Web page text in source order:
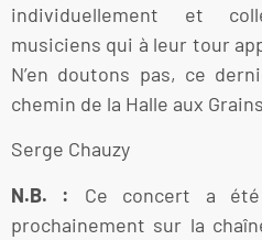
individuellement et
musiciens qui à leur tour
N’en doutons pas, ce
chemin de la Halle aux
Serge Chauzy
N.B. :
Ce concert a
prochainement sur la